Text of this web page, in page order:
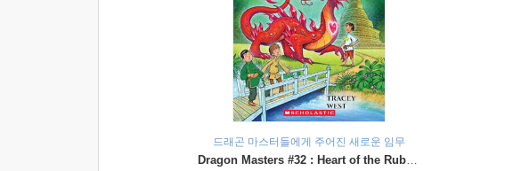
드래곤 마스터들에게 주어진 새로운 임무
Dragon Masters #32 : Heart of the Ruby Dragon (A Branches Book)